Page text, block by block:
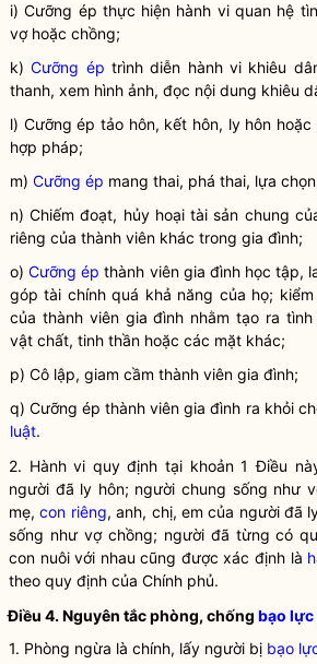
i)Cưỡng ép thực hiện hành vi quan hệ
vợ hoặc chồng;
k)Cưỡng ép trình diễn hành vi khiêu
thanh, xem hình ảnh, đọc nội dung khiêu
l) Cưỡng ép tảo hôn, kết hôn, ly hôn
hợp pháp;
m) Cưỡng ép mang thai, phá thai, lựa
n) Chiếm đoạt, hủy hoại tài sản chung
riêng của thành viên khác trong gia đình;
o)Cưỡng ép thành viên gia đình học tập,
góp tài chính quá khả năng của họ;
của thành viên gia đình nhằm tạo ra
vật chất, tinh thần hoặc các mặt khác;
p) Cô lập, giam cầm thành viên gia đình;
q)Cưỡng ép thành viên gia đình ra khỏi
luật.
2. Hành vi quy định tại khoản 1 Điều
người đã ly hôn; người chung sống như
mẹ,con riêng, anh, chị, em của người đã
sống như vợ chồng; người đã từng có
con nuôi với nhau cũng được xác định là
theo quy định của Chính phủ.
Điều 4. Nguyên tắc phòng, chống bạo lực
1. Phòng ngừa là chính, lấy người bị bạo